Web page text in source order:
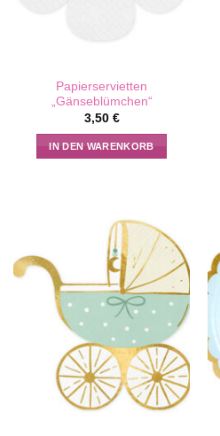
Papierservietten
„Gänseblümchen“
3,50 €
IN DEN WARENKORB